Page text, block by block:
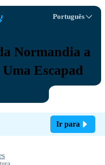
Português
Normandia a
Escapad
Ir para